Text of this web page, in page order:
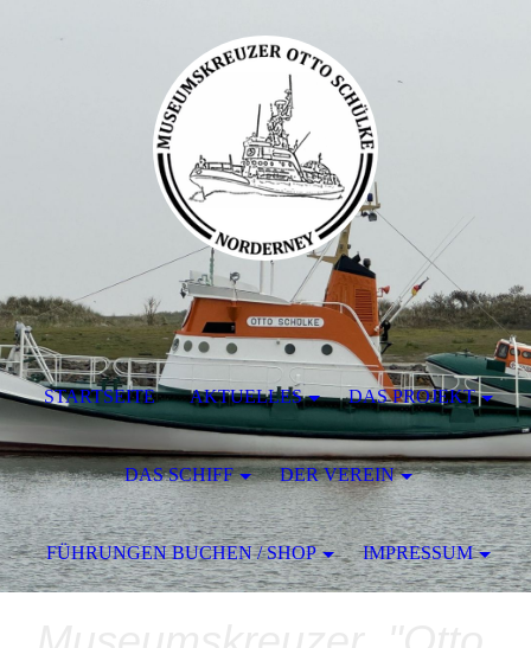
STARTSEITE AKTUELLES DAS PROJEKT
DAS SCHIFF DER VEREIN
FÜHRUNGEN BUCHEN / SHOP IMPRESSUM